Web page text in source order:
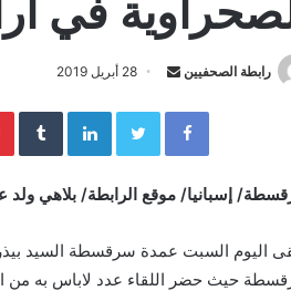
في
رابطة الصحفيين
d
n
m
a
28 أبريل 2019
Facebook
Twitter
LinkedIn
‏Tumblr
إسبانيا/ موقع الرابطة/ بلاهي ولد
اليوم السبت عمدة سرقسطة السيد
حيث حضر اللقاء عدد لاباس به من